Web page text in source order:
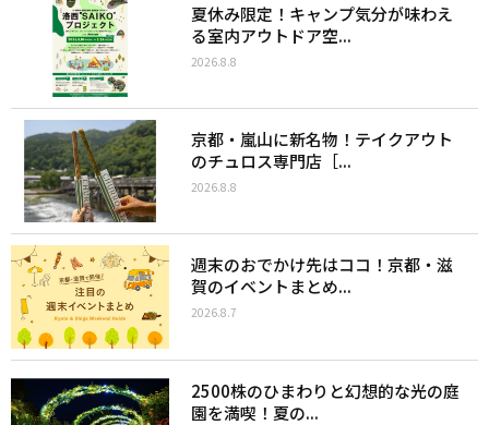
夏休み限定！キャンプ気分が味わえ
る室内アウトドア空...
2026.8.8
京都・嵐山に新名物！テイクアウト
のチュロス専門店［...
2026.8.8
週末のおでかけ先はココ！京都・滋
賀のイベントまとめ...
2026.8.7
2500株のひまわりと幻想的な光の庭
園を満喫！夏の...